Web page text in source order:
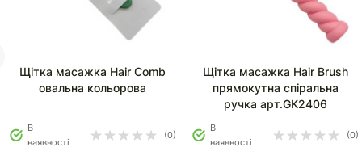
Щітка масажка Hair Comb
овальна кольорова
В
наявності
(0)
Щітка масажка Hair Brush
прямокутна спіральна
ручка арт.GK2406
В
наявності
(0)